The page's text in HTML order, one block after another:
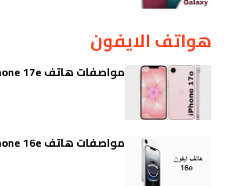
هواتف الايفون
مواصفات هاتف iPhone 17e كاملا
مواصفات هاتف iPhone 16e